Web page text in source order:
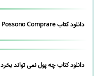
دانلود کتاب Quello Che I Soldi Non Possono Comprare
دانلود کتاب چه پول نمی تواند بخرد